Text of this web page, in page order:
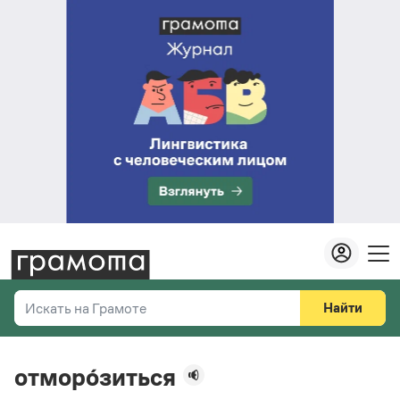
Искать на Грамоте
Справочная служба
Найти
отморо́зиться